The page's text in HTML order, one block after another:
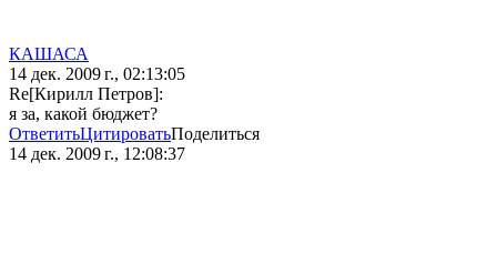
КАШАСА
14 дек. 2009 г., 02:13:05
Re[Кирилл Петров]:
я за, какой бюджет?
ОтветитьЦитироватьПоделиться
14 дек. 2009 г., 12:08:37